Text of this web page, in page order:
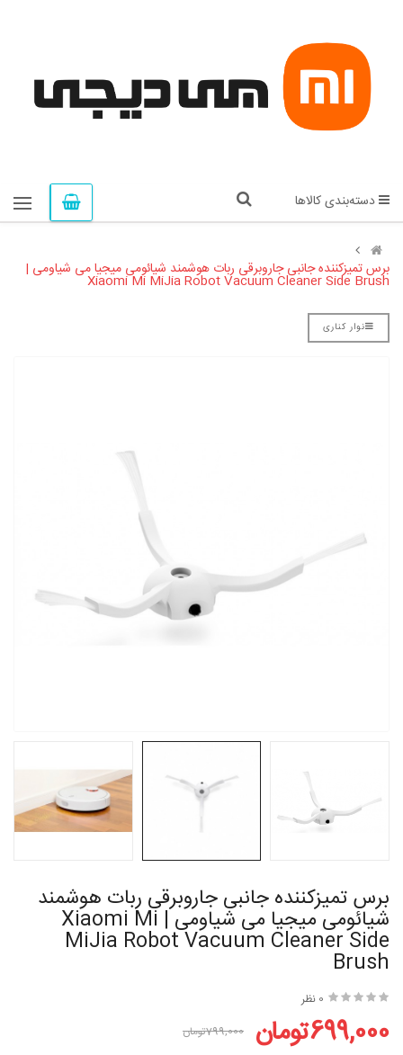
دسته‌بندی کالاها
برس تمیزکننده جانبی جاروبرقی ربات هوشمند شیائومی میجیا می شیاومی |
Xiaomi Mi MiJia Robot Vacuum Cleaner Side Brush
نوار کناری
برس تمیزکننده جانبی جاروبرقی ربات هوشمند
شیائومی میجیا می شیاومی | Xiaomi Mi
MiJia Robot Vacuum Cleaner Side
Brush
0 نظر
699,000تومان 799,000تومان